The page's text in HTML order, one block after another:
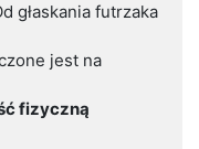
głaskania futrzaka
jest na
fizyczną